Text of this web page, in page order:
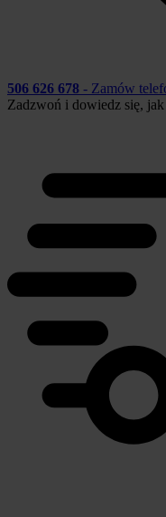
506 626 678 - Zamów
Zadzwoń i dowiedz się, jak